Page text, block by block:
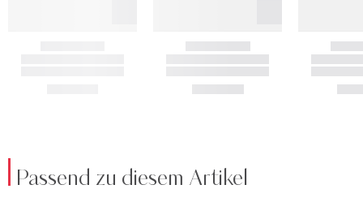
Passend zu diesem Artikel